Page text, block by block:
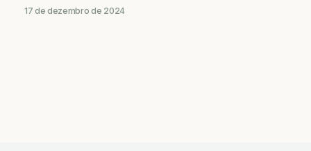
17 de dezembro de 2024